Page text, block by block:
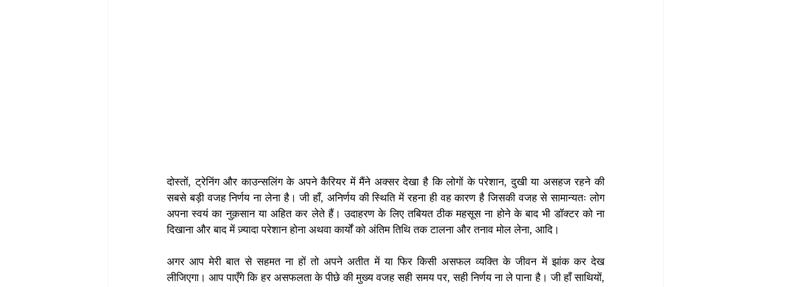
दोस्तों, ट्रेनिंग और काउन्सलिंग के अपने कैरियर में मैंने अक्सर देखा है कि लोगों के परेशान, दुखी या असहज रहने की
सबसे बड़ी वजह निर्णय ना लेना है। जी हाँ, अनिर्णय की स्थिति में रहना ही वह कारण है जिसकी वजह से सामान्यतः लोग
अपना स्वयं का नुक़सान या अहित कर लेते हैं। उदाहरण के लिए तबियत ठीक महसूस ना होने के बाद भी डॉक्टर को ना
दिखाना और बाद में ज़्यादा परेशान होना अथवा कार्यों को अंतिम तिथि तक टालना और तनाव मोल लेना, आदि।
अगर आप मेरी बात से सहमत ना हों तो अपने अतीत में या फिर किसी असफल व्यक्ति के जीवन में झांक कर देख
लीजिएगा। आप पाएँगे कि हर असफलता के पीछे की मुख्य वजह सही समय पर, सही निर्णय ना ले पाना है। जी हाँ साथियों,